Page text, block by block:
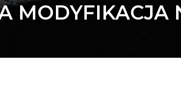
MODYFIKACJA